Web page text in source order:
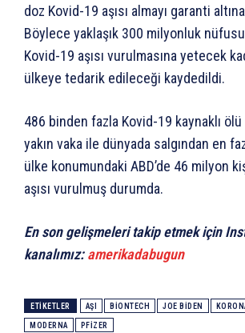
doz Kovid-19 aşısı almayı garanti
Böylece yaklaşık 300 milyonluk
Kovid-19 aşısı vurulmasına yetecek
ülkeye tedarik edileceği kaydedildi.
486 binden fazla Kovid-19 kaynaklı
yakın vaka ile dünyada salgından en
ülke konumundaki ABD’de 46 milyon
aşısı vurulmuş durumda.
En son gelişmeleri takip etmek için
kanalımız:amerikadabugun
ETIKETLER AŞI BIONTECH JOE BIDEN
MODERNA PFIZER